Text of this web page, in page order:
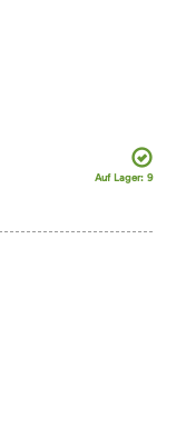
Auf Lager: 9